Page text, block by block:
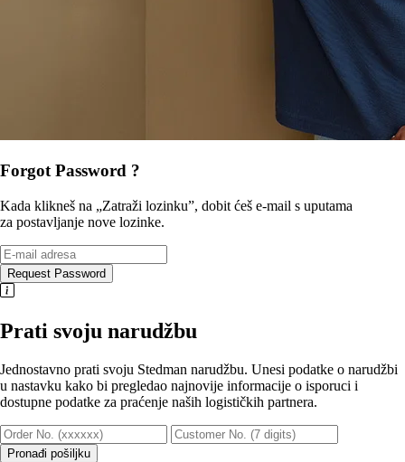
Forgot Password ?
Kada klikneš na „Zatraži lozinku”, dobit ćeš e-mail s uputama
za postavljanje nove lozinke.
Request Password
Prati svoju narudžbu
Jednostavno prati svoju Stedman narudžbu. Unesi podatke o narudžbi
u nastavku kako bi pregledao najnovije informacije o isporuci i
dostupne podatke za praćenje naših logističkih partnera.
Pronađi pošiljku